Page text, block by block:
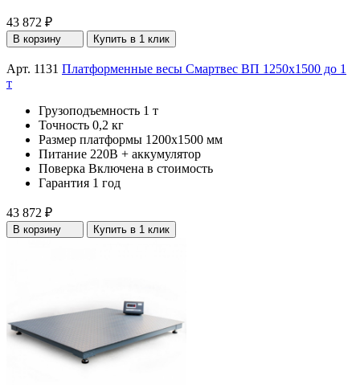
43 872 ₽
В корзину Купить в 1 клик
Арт. 1131 Платформенные весы Смартвес ВП 1250x1500 до 1
т
Грузоподъемность 1 т
Точность 0,2 кг
Размер платформы 1200х1500 мм
Питание 220В + аккумулятор
Поверка Включена в стоимость
Гарантия 1 год
43 872 ₽
В корзину Купить в 1 клик